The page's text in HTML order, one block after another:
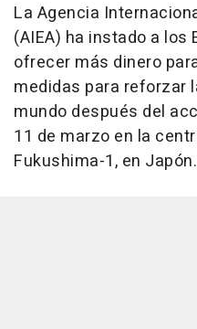
La Agencia
(AIEA) ha instado a
ofrecer más dinero
medidas para reforzar
mundo después del
11 de marzo en la
Fukushima-1, en Japón.